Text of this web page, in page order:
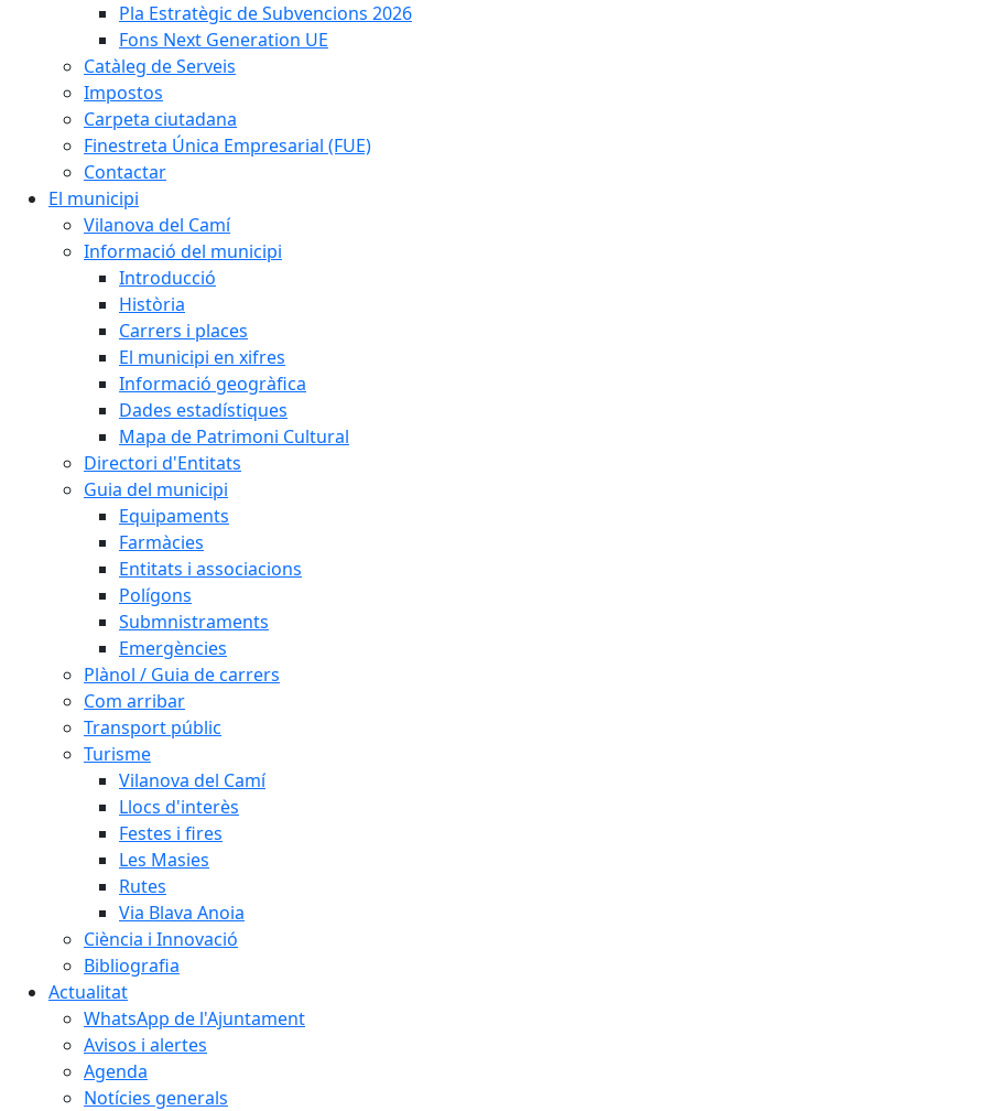
Pla Estratègic de Subvencions 2026
Fons Next Generation UE
Catàleg de Serveis
Impostos
Carpeta ciutadana
Finestreta Única Empresarial (FUE)
Contactar
El municipi
Vilanova del Camí
Informació del municipi
Introducció
Història
Carrers i places
El municipi en xifres
Informació geogràfica
Dades estadístiques
Mapa de Patrimoni Cultural
Directori d'Entitats
Guia del municipi
Equipaments
Farmàcies
Entitats i associacions
Polígons
Submnistraments
Emergències
Plànol / Guia de carrers
Com arribar
Transport públic
Turisme
Vilanova del Camí
Llocs d'interès
Festes i fires
Les Masies
Rutes
Via Blava Anoia
Ciència i Innovació
Bibliografia
Actualitat
WhatsApp de l'Ajuntament
Avisos i alertes
Agenda
Notícies generals